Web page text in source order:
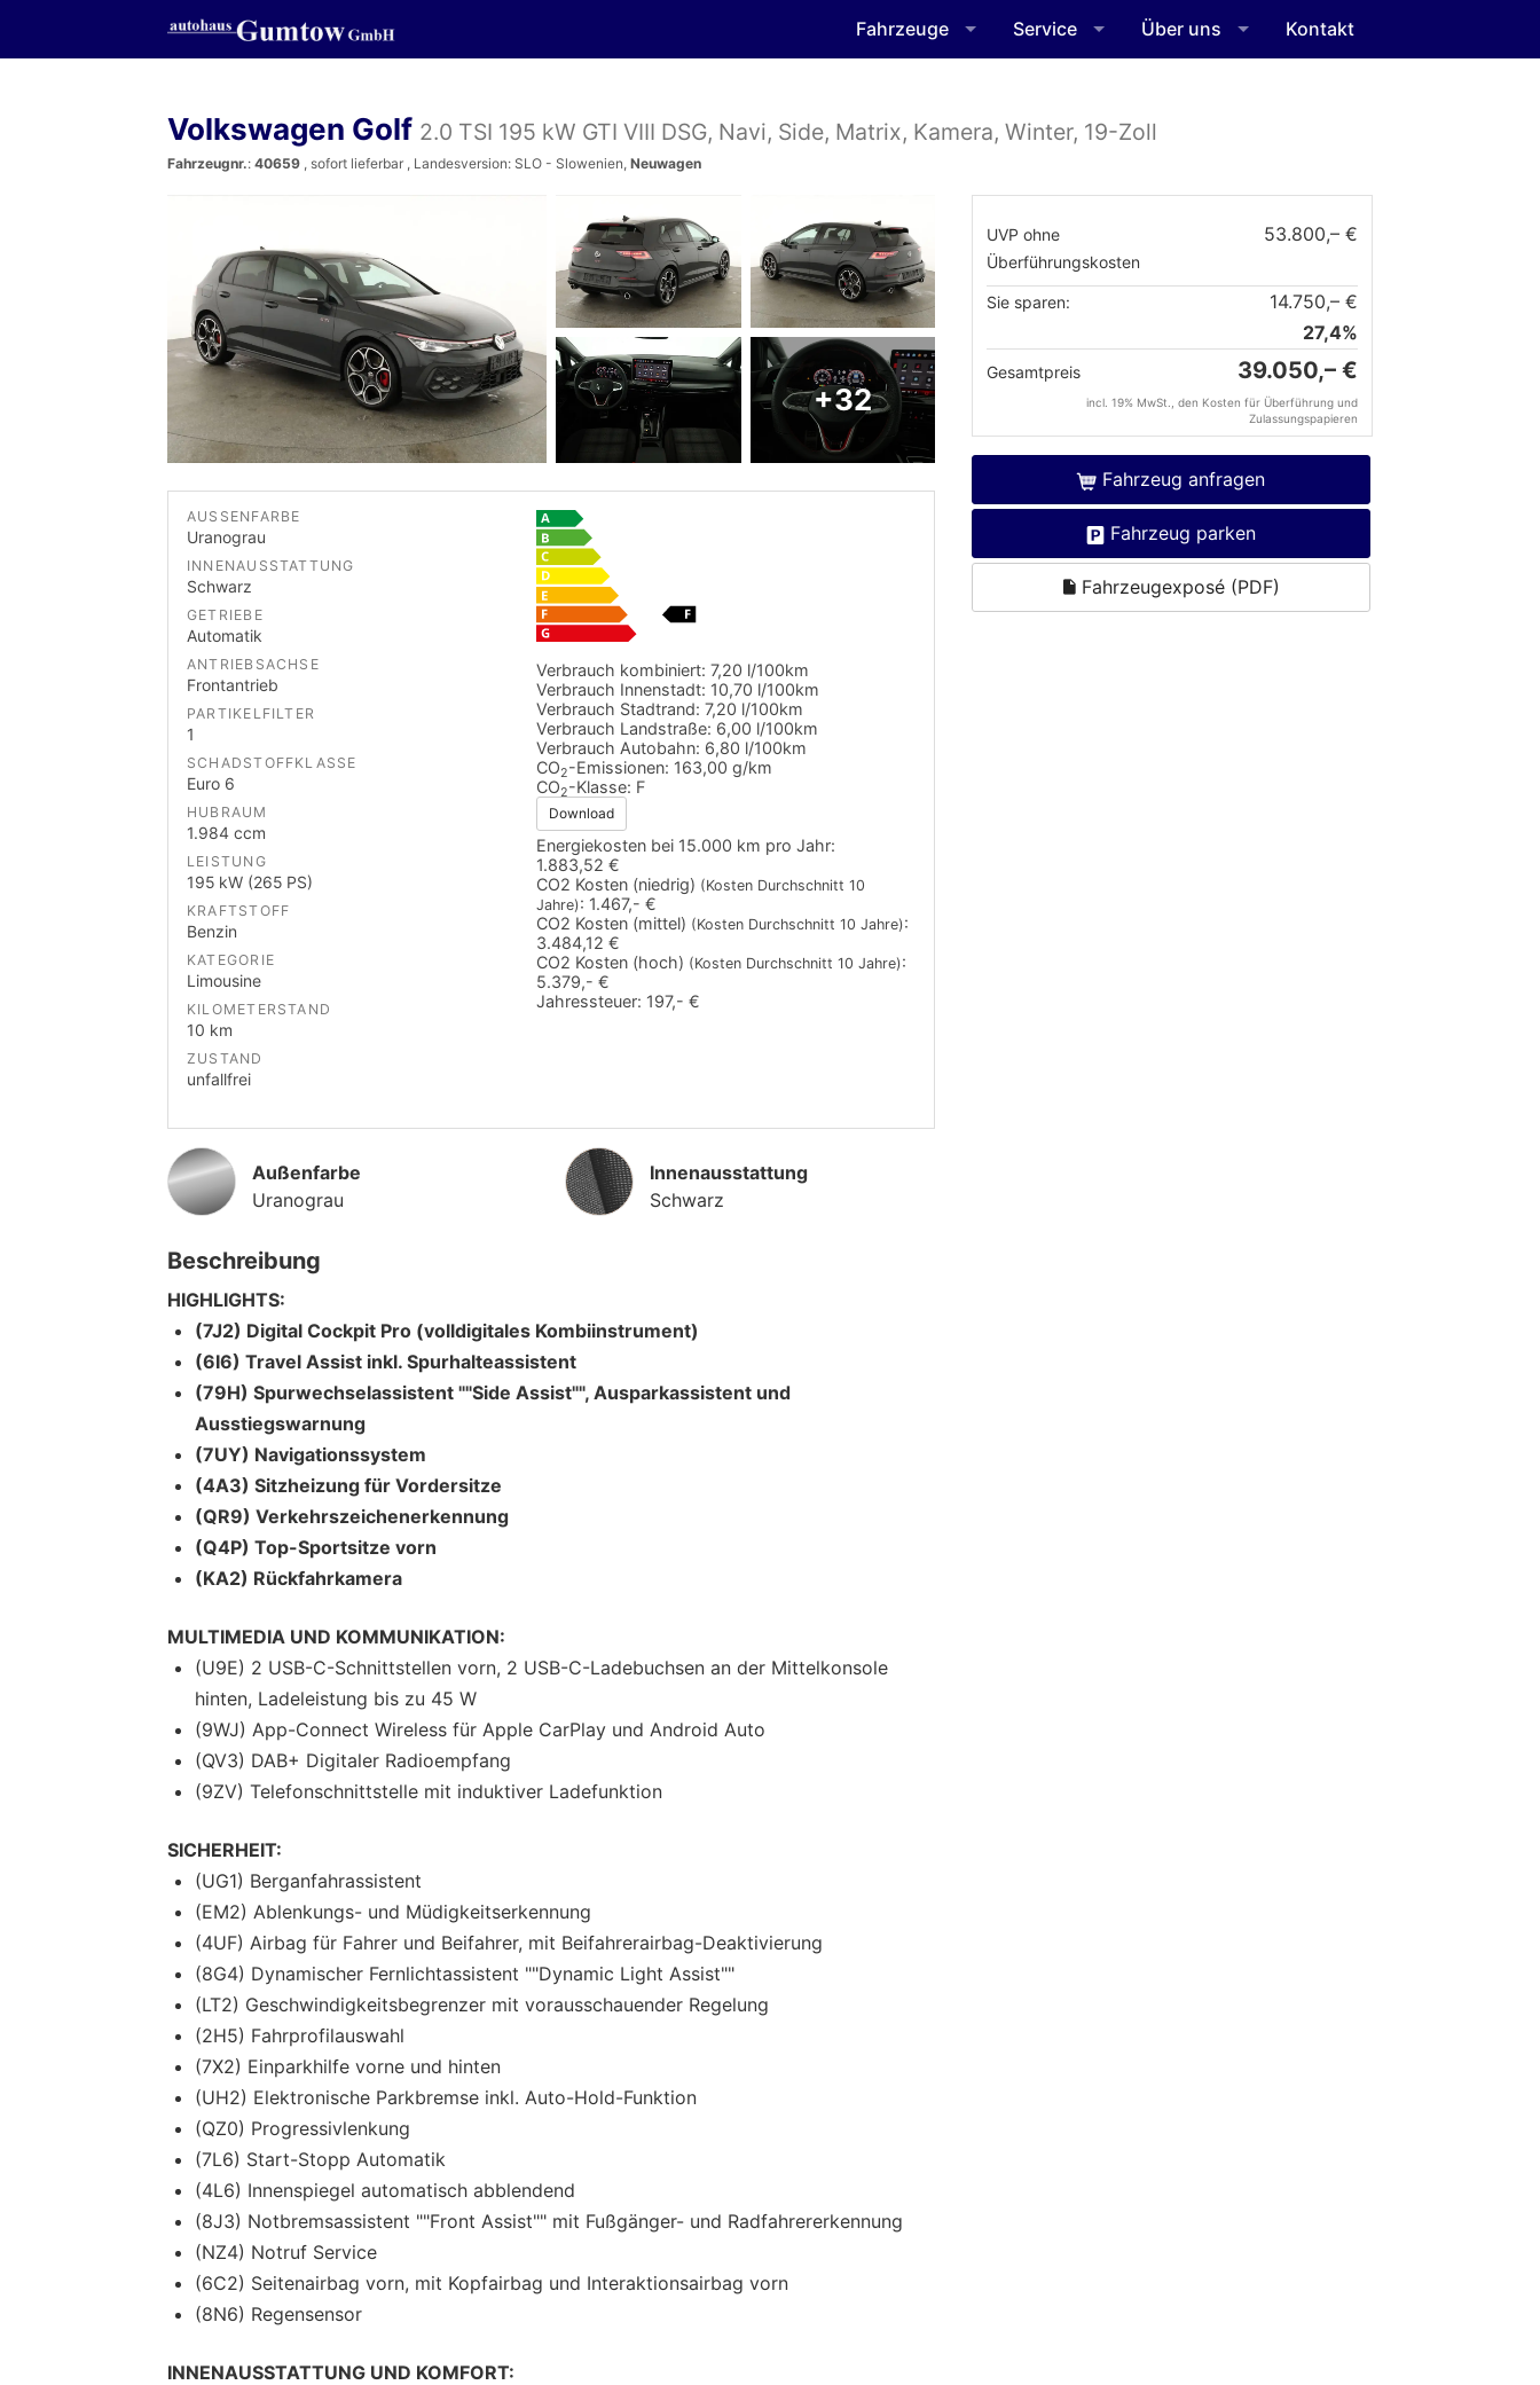
Fahrzeuge Service Über uns Kontakt
Volkswagen Golf 2.0 TSI 195 kW GTI VIII DSG, Navi, Side, Matrix, Kamera, Winter, 19-Zoll
Fahrzeugnr.: 40659 , sofort lieferbar , Landesversion: SLO - Slowenien, Neuwagen
UVP ohne
Überführungskosten
53.800,– €
Sie sparen:
14.750,– €
27,4%
Gesamtpreis 39.050,– €
incl. 19% MwSt., den Kosten für Überführung und
Zulassungspapieren
Fahrzeug anfragen
Fahrzeug parken
Fahrzeugexposé (PDF)
+32
AUSSENFARBE
Uranograu
INNENAUSSTATTUNG
Schwarz
GETRIEBE
Automatik
ANTRIEBSACHSE
Frontantrieb
PARTIKELFILTER
1
SCHADSTOFFKLASSE
Euro 6
HUBRAUM
1.984 ccm
LEISTUNG
195 kW (265 PS)
KRAFTSTOFF
Benzin
KATEGORIE
Limousine
KILOMETERSTAND
10 km
ZUSTAND
unfallfrei
Verbrauch kombiniert: 7,20 l/100km
Verbrauch Innenstadt: 10,70 l/100km
Verbrauch Stadtrand: 7,20 l/100km
Verbrauch Landstraße: 6,00 l/100km
Verbrauch Autobahn: 6,80 l/100km
CO2-Emissionen: 163,00 g/km
CO2-Klasse: F
Download
Energiekosten bei 15.000 km pro Jahr:
1.883,52 €
CO2 Kosten (niedrig) (Kosten Durchschnitt 10
Jahre): 1.467,- €
CO2 Kosten (mittel) (Kosten Durchschnitt 10 Jahre):
3.484,12 €
CO2 Kosten (hoch) (Kosten Durchschnitt 10 Jahre):
5.379,- €
Jahressteuer: 197,- €
Außenfarbe
Uranograu
InnenausstattungInnenausstattung
Schwarz
Beschreibung
HIGHLIGHTS:
(7J2) Digital Cockpit Pro (volldigitales Kombiinstrument)
(6I6) Travel Assist inkl. Spurhalteassistent
(79H) Spurwechselassistent ""Side Assist"", Ausparkassistent und
Ausstiegswarnung
(7UY) Navigationssystem
(4A3) Sitzheizung für Vordersitze
(QR9) Verkehrszeichenerkennung
(Q4P) Top-Sportsitze vorn
(KA2) Rückfahrkamera
MULTIMEDIA UND KOMMUNIKATION:
(U9E) 2 USB-C-Schnittstellen vorn, 2 USB-C-Ladebuchsen an der Mittelkonsole
hinten, Ladeleistung bis zu 45 W
(9WJ) App-Connect Wireless für Apple CarPlay und Android Auto
(QV3) DAB+ Digitaler Radioempfang
(9ZV) Telefonschnittstelle mit induktiver Ladefunktion
SICHERHEIT:
(UG1) Berganfahrassistent
(EM2) Ablenkungs- und Müdigkeitserkennung
(4UF) Airbag für Fahrer und Beifahrer, mit Beifahrerairbag-Deaktivierung
(8G4) Dynamischer Fernlichtassistent ""Dynamic Light Assist""
(LT2) Geschwindigkeitsbegrenzer mit vorausschauender Regelung
(2H5) Fahrprofilauswahl
(7X2) Einparkhilfe vorne und hinten
(UH2) Elektronische Parkbremse inkl. Auto-Hold-Funktion
(QZ0) Progressivlenkung
(7L6) Start-Stopp Automatik
(4L6) Innenspiegel automatisch abblendend
(8J3) Notbremsassistent ""Front Assist"" mit Fußgänger- und Radfahrererkennung
(NZ4) Notruf Service
(6C2) Seitenairbag vorn, mit Kopfairbag und Interaktionsairbag vorn
(8N6) Regensensor
INNENAUSSTATTUNG UND KOMFORT: